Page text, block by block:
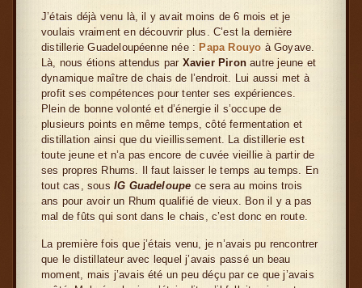
J’étais déjà venu là, il y avait moins de 6 mois et je
voulais vraiment en découvrir plus. C’est la dernière
distillerie Guadeloupéenne née : Papa Rouyo à Goyave.
Là, nous étions attendus par Xavier Piron autre jeune et
dynamique maître de chais de l’endroit. Lui aussi met à
profit ses compétences pour tenter ses expériences.
Plein de bonne volonté et d’énergie il s’occupe de
plusieurs points en même temps, côté fermentation et
distillation ainsi que du vieillissement. La distillerie est
toute jeune et n’a pas encore de cuvée vieillie à partir de
ses propres Rhums. Il faut laisser le temps au temps. En
tout cas, sous IG Guadeloupe ce sera au moins trois
ans pour avoir un Rhum qualifié de vieux. Bon il y a pas
mal de fûts qui sont dans le chais, c’est donc en route.
La première fois que j’étais venu, je n’avais pu rencontrer
que le distillateur avec lequel j’avais passé un beau
moment, mais j’avais été un peu déçu par ce que j’avais